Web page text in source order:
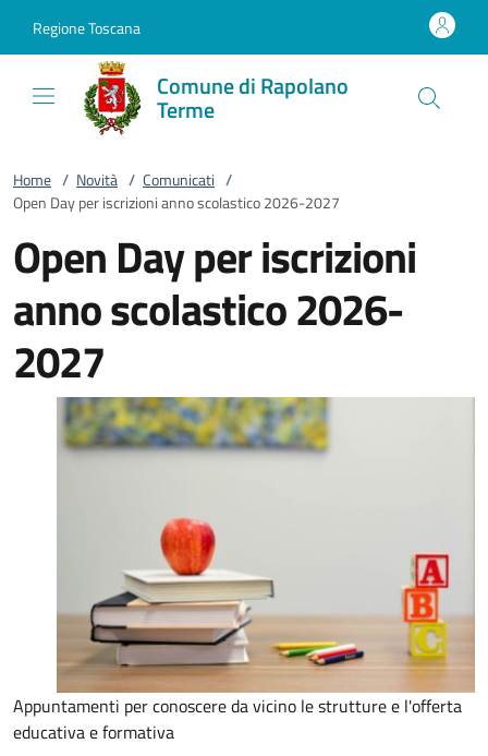
Regione Toscana
Comune di Rapolano
Terme
Home / Novità / Comunicati /
Open Day per iscrizioni anno scolastico 2026-2027
Open Day per iscrizioni
anno scolastico 2026-
2027
Appuntamenti per conoscere da vicino le strutture e l'offerta
educativa e formativa